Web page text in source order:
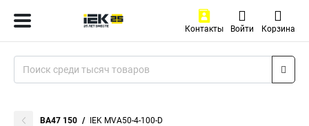
Контакты Войти Корзина
ВА47 150 IEK MVA50-4-100-D